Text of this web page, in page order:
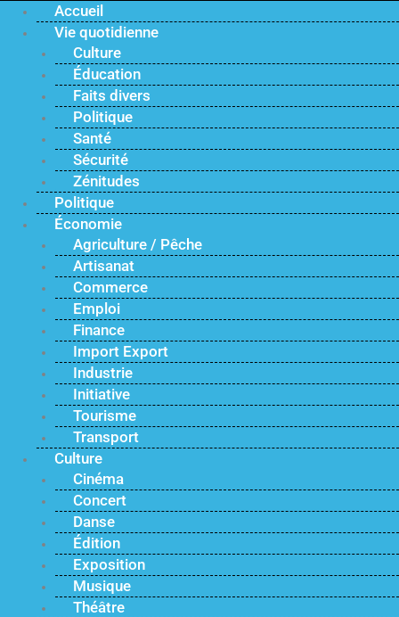
Accueil
Vie quotidienne
Culture
Éducation
Faits divers
Politique
Santé
Sécurité
Zénitudes
Politique
Économie
Agriculture / Pêche
Artisanat
Commerce
Emploi
Finance
Import Export
Industrie
Initiative
Tourisme
Transport
Culture
Cinéma
Concert
Danse
Édition
Exposition
Musique
Théâtre